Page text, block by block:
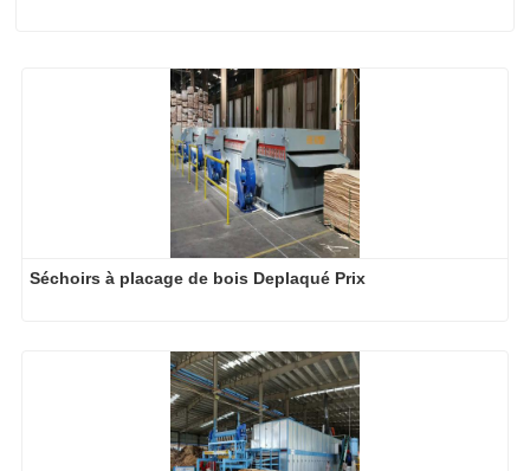
Séchoirs à placage de bois Deplaqué Prix